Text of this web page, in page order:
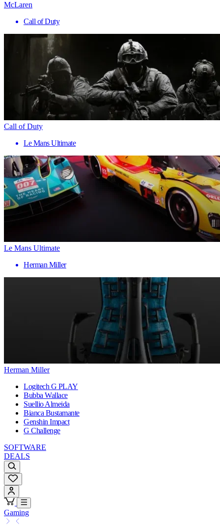
McLaren
Call of Duty
Call of Duty
Le Mans Ultimate
Le Mans Ultimate
Herman Miller
Herman Miller
Logitech G PLAY
Bubba Wallace
Suellio Almeida
Bianca Bustamante
Genshin Impact
G Challenge
SOFTWARE
DEALS
Gaming